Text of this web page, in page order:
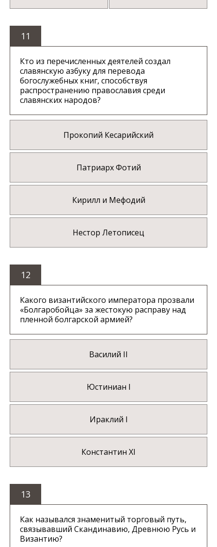
11
Кто из перечисленных деятелей создал
славянскую азбуку для перевода
богослужебных книг, способствуя
распространению православия среди
славянских народов?
Прокопий Кесарийский
Патриарх Фотий
Кирилл и Мефодий
Нестор Летописец
12
Какого византийского императора прозвали
«Болгаробойца» за жестокую расправу над
пленной болгарской армией?
Василий II
Юстиниан I
Ираклий I
Константин XI
13
Как назывался знаменитый торговый путь,
связывавший Скандинавию, Древнюю Русь и
Византию?